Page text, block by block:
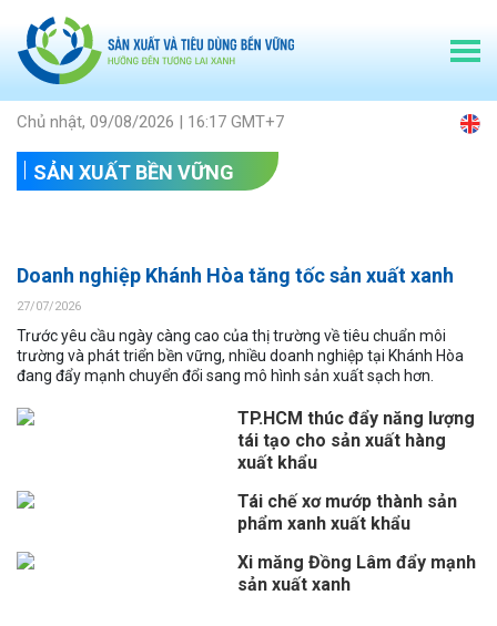
Chủ nhật, 09/08/2026 | 16:17 GMT+7
SẢN XUẤT BỀN VỮNG
Doanh nghiệp Khánh Hòa tăng tốc sản xuất xanh
27/07/2026
Trước yêu cầu ngày càng cao của thị trường về tiêu chuẩn môi
trường và phát triển bền vững, nhiều doanh nghiệp tại Khánh Hòa
đang đẩy mạnh chuyển đổi sang mô hình sản xuất sạch hơn.
TP.HCM thúc đẩy năng lượng
tái tạo cho sản xuất hàng
xuất khẩu
Tái chế xơ mướp thành sản
phẩm xanh xuất khẩu
Xi măng Đồng Lâm đẩy mạnh
sản xuất xanh